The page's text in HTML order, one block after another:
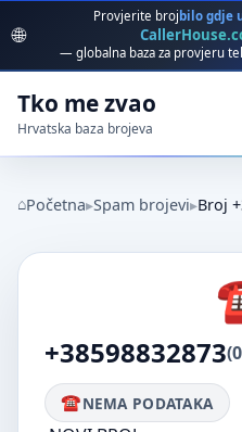
🌐
Provjerite broj bilo gdje
— globalna baza za provjeru
Tko me zvao
Hrvatska baza brojeva
Početna Spam brojevi Broj
+38598832873
NEMA PODATAKA